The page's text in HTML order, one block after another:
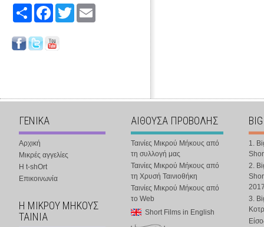
Share FacebookTwitter
ΓΕΝΙΚΑ
Αρχική
Μικρές αγγελίες
Η t-shOrt
Επικοινωνία
Η ΜΙΚΡΟΥ ΜΗΚΟΥΣ
ΤΑΙΝΙΑ
ΑΙΘΟΥΣΑ ΠΡΟΒΟΛΗΣ
Ταινίες Μικρού Μήκους από
τη συλλογή μας
Ταινίες Μικρού Μήκους από
τη Χρυσή Ταινιοθήκη
Ταινίες Μικρού Μήκους από
το Web
Short Films in English
1.
2.
3.